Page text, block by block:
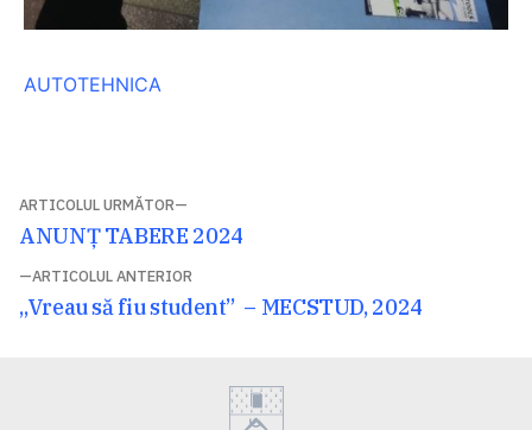
AUTOTEHNICA
Navigare
în
articole
ARTICOLUL ANTERIOR
Articolul
„Vreau să fiu student” – MECSTUD, 2024
ARTICOLUL URMĂTOR
Articolul
ANUNŢ TABERE 2024